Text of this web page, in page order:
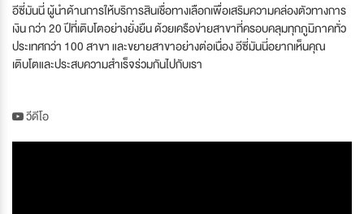
อีซี่มันนี่ ผู้นำด้านการให้บริการสินเชื่อทางเลือกเพื่อเสริมความคล่องตัวทางการ
เงิน กว่า 20 ปีที่เติบโตอย่างยั่งยืน ด้วยเครือข่ายสาขาที่ครอบคลุมทุกภูมิภาคทั่ว
ประเทศกว่า 100 สาขา และขยายสาขาอย่างต่อเนื่อง อีซี่มันนี่อยากเห็นคุณ
เติบโตและประสบความสำเร็จร่วมกันไปกับเรา
วีดีโอ